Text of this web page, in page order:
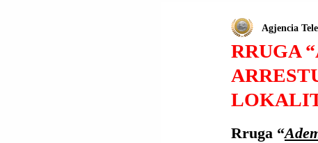
RRUGA
Agjencia
Rruga “